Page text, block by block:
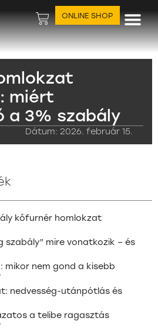
ONLINE SHOP
miért
a 3% szabály
Dátum: 2026. február 15.
kőfurnér homlokzat
szabály” mire vonatkozik – és
mikor nem gond a kisebb
nedvesség-utánpótlás és
a telibe ragasztás